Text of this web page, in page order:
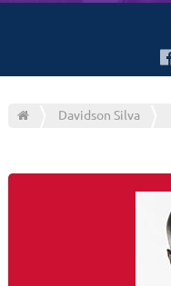
Davidson Silva